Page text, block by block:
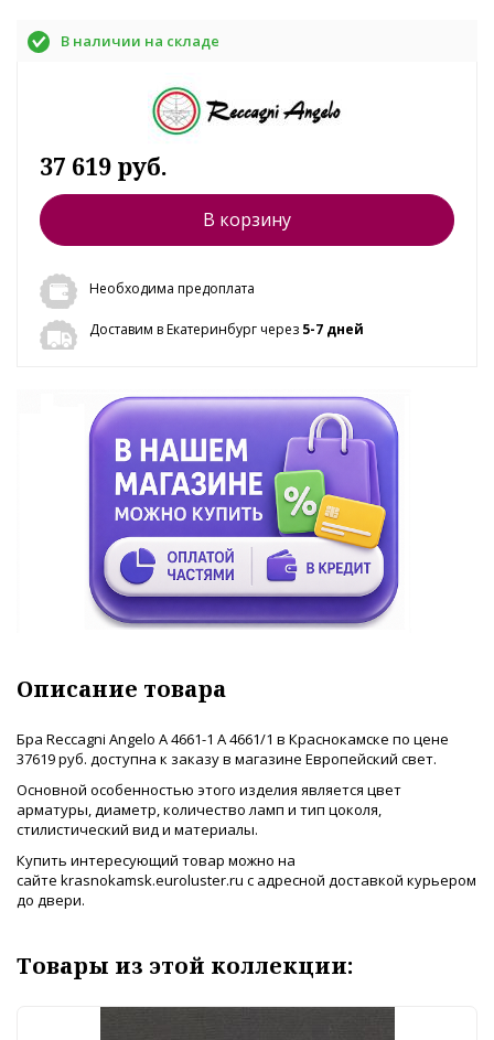
В наличии на складе
37 619 руб.
В корзину
Необходима предоплата
Доставим в Екатеринбург через 5-7 дней
Описание товара
Бра Reccagni Angelo A 4661-1 A 4661/1 в Краснокамске по цене
37619 руб. доступна к заказу в магазине Европейский свет.
Основной особенностью этого изделия является цвет
арматуры, диаметр, количество ламп и тип цоколя,
стилистический вид и материалы.
Купить интересующий товар можно на
сайте krasnokamsk.euroluster.ru с адресной доставкой курьером
до двери.
Товары из этой коллекции: